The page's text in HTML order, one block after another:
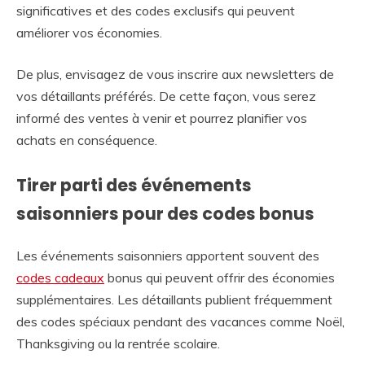
significatives et des codes exclusifs qui peuvent
améliorer vos économies.
De plus, envisagez de vous inscrire aux newsletters de
vos détaillants préférés. De cette façon, vous serez
informé des ventes à venir et pourrez planifier vos
achats en conséquence.
Tirer parti des événements
saisonniers pour des codes bonus
Les événements saisonniers apportent souvent des
codes cadeaux bonus qui peuvent offrir des économies
supplémentaires. Les détaillants publient fréquemment
des codes spéciaux pendant des vacances comme Noël,
Thanksgiving ou la rentrée scolaire.